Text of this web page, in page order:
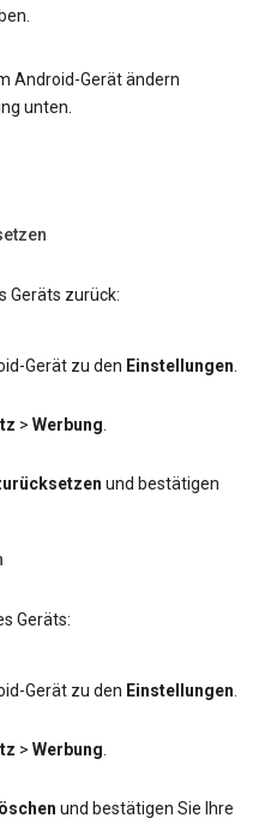
Android-Gerät ändern
unten.
Geräts zurück:
Gerät zu den Einstellungen.
> Werbung.
und bestätigen
Geräts:
Gerät zu den Einstellungen.
> Werbung.
und bestätigen Sie Ihre